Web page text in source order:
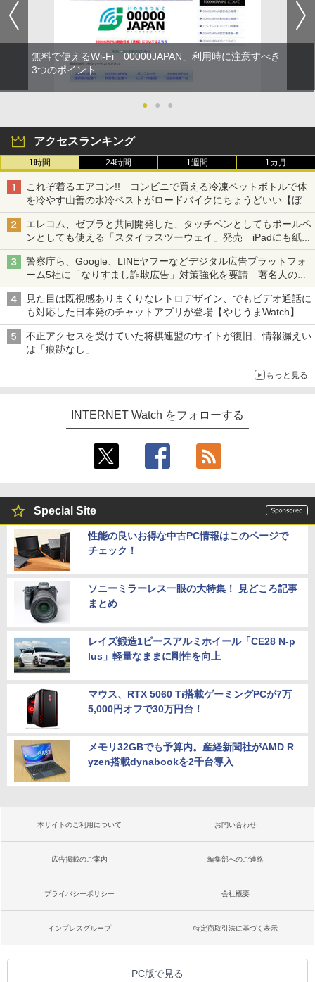
無料で使えるWi-Fi「00000JAPAN」利用時に注意すべき
3つのポイント
● ● ●
アクセスランキング
1時間 24時間 1週間 1カ月
これぞ着るエアコン!! コンビニで買える冷凍ペットボトルで体
を冷やす山善の水冷ベストがロードバイクにちょうどいい【ぼっ
ち・ざ・ろーど！その14】【空いた時間でなにしてる？】
エレコム、ゼブラと共同開発した、タッチペンとしてもボールペ
ンとしても使える「スタイラスツーウェイ」発売 iPadにも紙に
も、持ち替えずに書き込める
警察庁ら、Google、LINEヤフーなどデジタル広告プラットフォ
ーム5社に「なりすまし詐欺広告」対策強化を要請 著名人の写
真や映像を使った投資詐欺などへの対策として
見た目は既視感ありまくりなレトロデザイン、でもビデオ通話に
も対応した日本発のチャットアプリが登場【やじうまWatch】
不正アクセスを受けていた将棋連盟のサイトが復旧、情報漏えい
は「痕跡なし」
もっと見る
INTERNET Watch をフォローする
Special Site
性能の良いお得な中古PC情報はこのページで
チェック！
ソニーミラーレス一眼の大特集！ 見どころ記事
まとめ
レイズ鍛造1ピースアルミホイール「CE28 N-p
lus」軽量なままに剛性を向上
マウス、RTX 5060 Ti搭載ゲーミングPCが7万
5,000円オフで30万円台！
メモリ32GBでも予算内。産経新聞社がAMD R
yzen搭載dynabookを2千台導入
本サイトのご利用について お問い合わせ
広告掲載のご案内 編集部へのご連絡
プライバシーポリシー 会社概要
インプレスグループ 特定商取引法に基づく表示
PC版で見る